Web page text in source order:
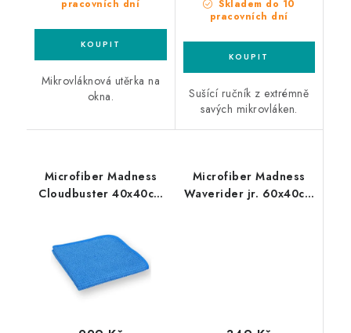
pracovních dní
Mikrovláknová utěrka na
okna.
Skladem do 10
pracovních dní
Sušící ručník z extrémně
savých mikrovláken.
Microfiber Madness
Cloudbuster 40x40cm
Microfiber Madness
Waverider jr. 60x40cm